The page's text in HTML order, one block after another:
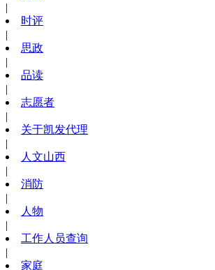
|
时评
|
思政
|
品读
|
志愿者
|
关于凯发代理
|
人文山西
|
消防
|
人物
|
工作人员查询
|
家庭